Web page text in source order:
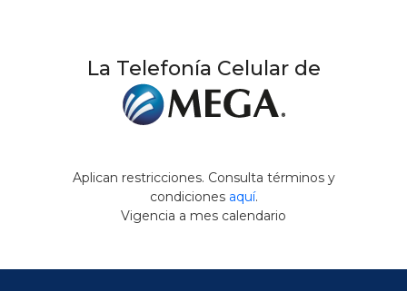
La Telefonía Celular de
Aplican restricciones. Consulta términos y
condiciones aquí.
Vigencia a mes calendario